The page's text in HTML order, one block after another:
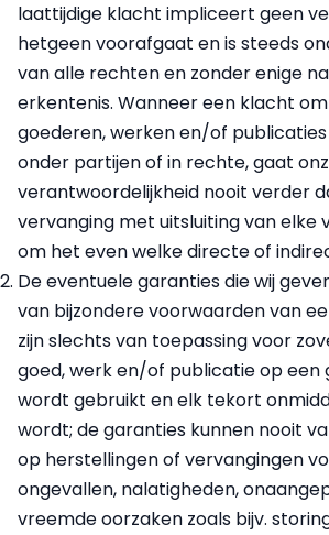
laattijdige klacht impliceert geen
hetgeen voorafgaat en is steeds
van alle rechten en zonder enige
erkentenis. Wanneer een klacht
goederen, werken en/of
onder partijen of in rechte, gaat
verantwoordelijkheid nooit verder
vervanging met uitsluiting van elke
om het even welke directe of
De eventuele garanties die wij
van bijzondere voorwaarden van
zijn slechts van toepassing voor
goed, werk en/of publicatie op een
wordt gebruikt en elk tekort
wordt; de garanties kunnen nooit
op herstellingen of vervangingen
ongevallen, nalatigheden,
vreemde oorzaken zoals bijv.